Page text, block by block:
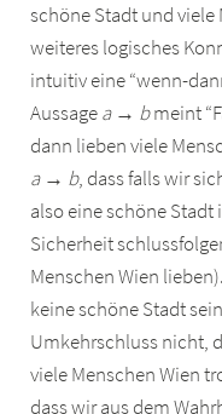
schöne Stadt und viele
weiteres logisches
intuitiv eine “wenn-
Aussagea → bmeint
dann lieben viele
a → b, dass falls wir
also eine schöne
Sicherheit
Menschen Wien
keine schöne Stadt
Umkehrschluss nicht,
viele Menschen Wien
dass wir aus dem